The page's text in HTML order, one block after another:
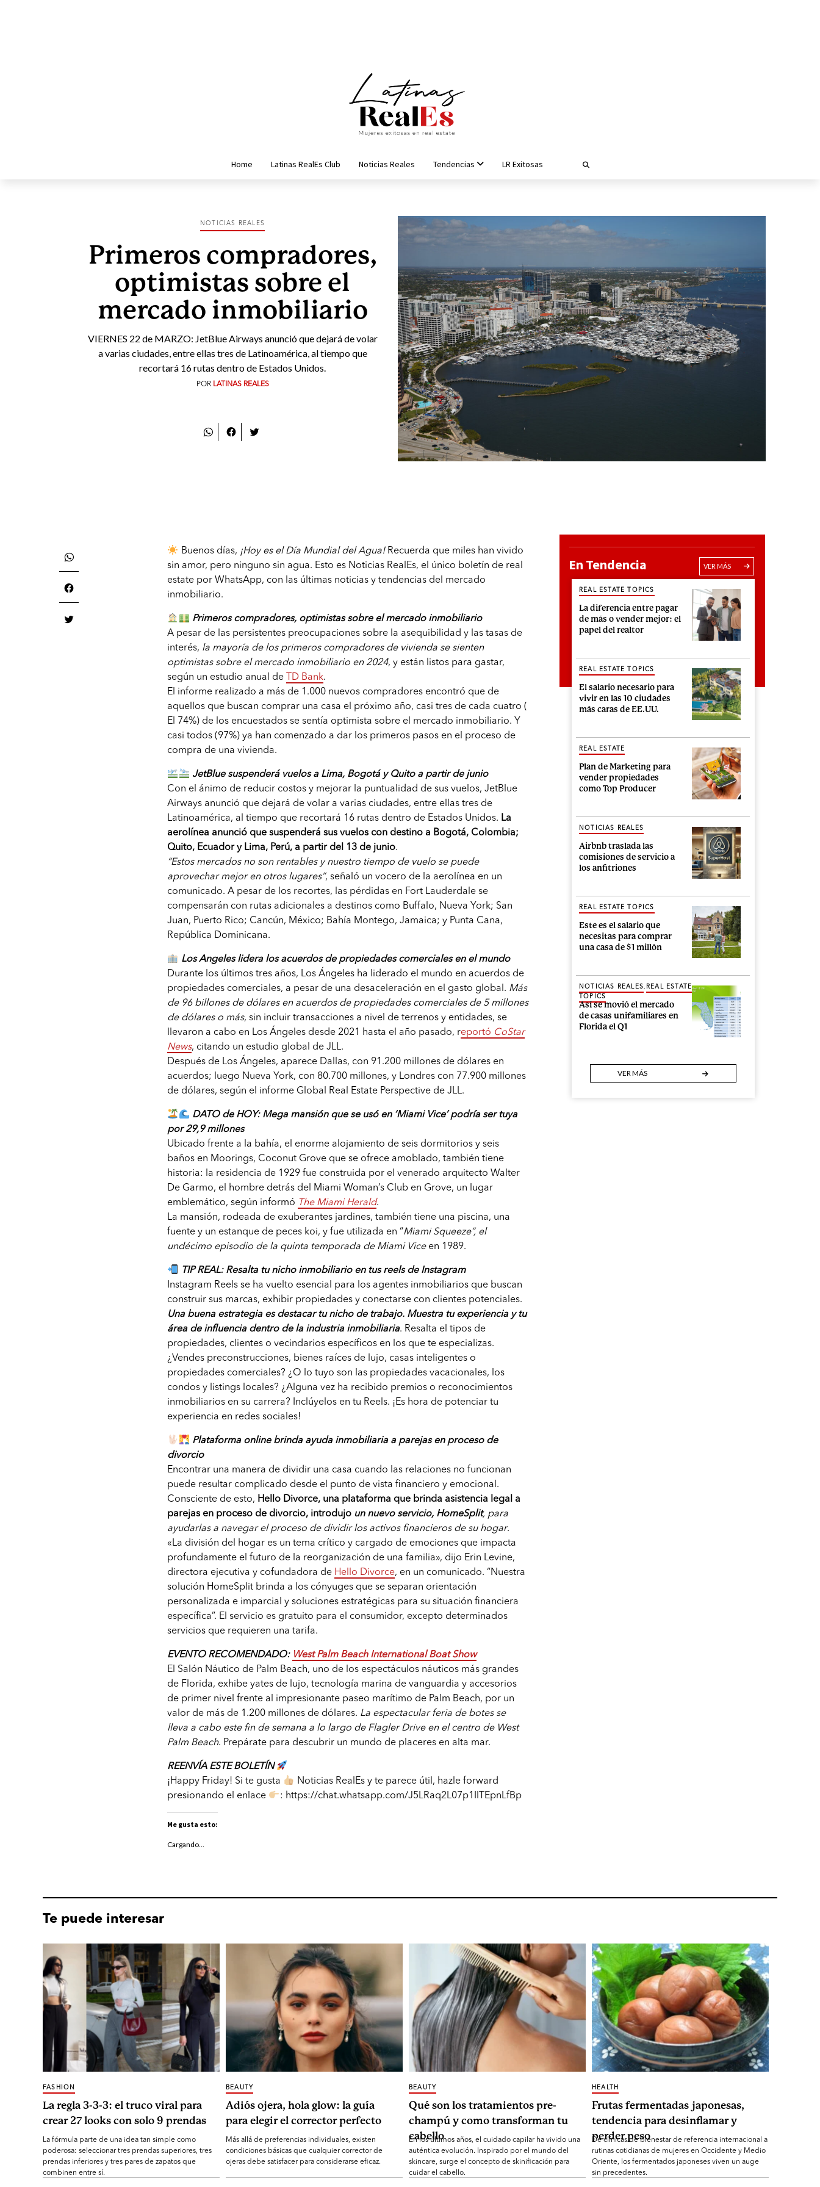
Home Latinas RealEs Club Noticias Reales Tendencias LR Exitosas
NOTICIAS REALES
Primeros compradores,
optimistas sobre el
mercado inmobiliario
VIERNES 22 de MARZO: JetBlue Airways anunció que dejará de volar
a varias ciudades, entre ellas tres de Latinoamérica, al tiempo que
recortará 16 rutas dentro de Estados Unidos.
POR LATINAS REALES
Buenos días, ¡Hoy es el Día Mundial del Agua!Recuerda que miles han vivido
sin amor, pero ninguno sin agua. Esto es Noticias RealEs, el único boletín de real
estate por WhatsApp, con las últimas noticias y tendencias del mercado
inmobiliario.
Primeros compradores, optimistas sobre el mercado inmobiliario
A pesar de las persistentes preocupaciones sobre la asequibilidad y las tasas de
interés, la mayoría de los primeros compradores de vivienda se sienten
optimistas sobre el mercado inmobiliario en 2024, y están listos para gastar,
según un estudio anual de
TD Bank.
El informe realizado a más de 1.000 nuevos compradores encontró que de
aquellos que buscan comprar una casa el próximo año, casi tres de cada cuatro (
El 74%) de los encuestados se sentía optimista sobre el mercado inmobiliario. Y
casi todos (97%) ya han comenzado a dar los primeros pasos en el proceso de
compra de una vivienda.
JetBlue suspenderá vuelos a Lima, Bogotá y Quito a partir de junio
Con el ánimo de reducir costos y mejorar la puntualidad de sus vuelos, JetBlue
Airways anunció que dejará de volar a varias ciudades, entre ellas tres de
Latinoamérica, al tiempo que recortará 16 rutas dentro de Estados Unidos. La
aerolínea anunció que suspenderá sus vuelos con destino a Bogotá, Colombia;
Quito, Ecuador y Lima, Perú, a partir del 13 de junio.
“Estos mercados no son rentables y nuestro tiempo de vuelo se puede
aprovechar mejor en otros lugares”, señaló un vocero de la aerolínea en un
comunicado. A pesar de los recortes, las pérdidas en Fort Lauderdale se
compensarán con rutas adicionales a destinos como Buffalo, Nueva York; San
Juan, Puerto Rico; Cancún, México; Bahía Montego, Jamaica; y Punta Cana,
República Dominicana.
Los Angeles lidera los acuerdos de propiedades comerciales en el mundo
Durante los últimos tres años, Los Ángeles ha liderado el mundo en acuerdos de
propiedades comerciales, a pesar de una desaceleración en el gasto global. Más
de 96 billones de dólares en acuerdos de propiedades comerciales de 5 millones
de dólares o más, sin incluir transacciones a nivel de terrenos y entidades, se
llevaron a cabo en Los Ángeles desde 2021 hasta el año pasado, reportó CoStar
News, citando un estudio global de JLL.
Después de Los Ángeles, aparece Dallas, con 91.200 millones de dólares en
acuerdos; luego Nueva York, con 80.700 millones, y Londres con 77.900 millones
de dólares, según el informe Global Real Estate Perspective de JLL.
DATO de HOY: Mega mansión que se usó en ‘Miami Vice’ podría ser tuya
por 29,9 millones
Ubicado frente a la bahía, el enorme alojamiento de seis dormitorios y seis
baños en Moorings, Coconut Grove que se ofrece amoblado, también tiene
historia: la residencia de 1929 fue construida por el venerado arquitecto Walter
De Garmo, el hombre detrás del Miami Woman’s Club en Grove, un lugar
emblemático, según informó The Miami Herald.
La mansión, rodeada de exuberantes jardines, también tiene una piscina, una
fuente y un estanque de peces koi, y fue utilizada en “Miami Squeeze”, el
undécimo episodio de la quinta temporada de Miami Viceen 1989.
TIP REAL: Resalta tu nicho inmobiliario en tus reels de Instagram
Instagram Reels se ha vuelto esencial para los agentes inmobiliarios que buscan
construir sus marcas, exhibir propiedades y conectarse con clientes potenciales.
Una buena estrategia es destacar tu nicho de trabajo. Muestra tu experiencia y tu
área de influencia dentro de la industria inmobiliaria. Resalta el tipos de
propiedades, clientes o vecindarios específicos en los que te especializas.
¿Vendes preconstrucciones, bienes raíces de lujo, casas inteligentes o
propiedades comerciales? ¿O lo tuyo son las propiedades vacacionales, los
condos y listings locales? ¿Alguna vez ha recibido premios o reconocimientos
inmobiliarios en su carrera? Inclúyelos en tu Reels. ¡Es hora de potenciar tu
experiencia en redes sociales!
Plataforma online brinda ayuda inmobiliaria a parejas en proceso de
divorcio
Encontrar una manera de dividir una casa cuando las relaciones no funcionan
puede resultar complicado desde el punto de vista financiero y emocional.
Consciente de esto, Hello Divorce, una plataforma que brinda asistencia legal a
parejas en proceso de divorcio, introdujo un nuevo servicio, HomeSplit, para
ayudarlas a navegar el proceso de dividir los activos financieros de su hogar.
«La división del hogar es un tema crítico y cargado de emociones que impacta
profundamente el futuro de la reorganización de una familia», dijo Erin Levine,
directora ejecutiva y cofundadora de Hello Divorce, en un comunicado. “Nuestra
solución HomeSplit brinda a los cónyuges que se separan orientación
personalizada e imparcial y soluciones estratégicas para su situación financiera
específica”. El servicio es gratuito para el consumidor, excepto determinados
servicios que requieren una tarifa.
EVENTO RECOMENDADO: West Palm Beach International Boat Show
El Salón Náutico de Palm Beach, uno de los espectáculos náuticos más grandes
de Florida, exhibe yates de lujo, tecnología marina de vanguardia y accesorios
de primer nivel frente al impresionante paseo marítimo de Palm Beach, por un
valor de más de 1.200 millones de dólares. La espectacular feria de botes se
lleva a cabo este fin de semana a lo largo de Flagler Drive en el centro de West
Palm Beach. Prepárate para descubrir un mundo de placeres en alta mar.
REENVÍA ESTE BOLETÍN
¡Happy Friday! Si te gusta
Noticias RealEs y te parece útil, hazle forward
presionando el enlace
: https://chat.whatsapp.com/J5LRaq2L07p1IlTEpnLfBp
Me gusta esto:
Cargando...
En Tendencia VER MÁS
La diferencia entre pagar
de más o vender mejor: el
papel del realtor
REAL ESTATE TOPICS
El salario necesario para
vivir en las 10 ciudades
más caras de EE.UU.
REAL ESTATE TOPICS
Plan de Marketing para
vender propiedades
como Top Producer
REAL ESTATE
Airbnb traslada las
comisiones de servicio a
los anfitriones
NOTICIAS REALES
Este es el salario que
necesitas para comprar
una casa de $1 millón
REAL ESTATE TOPICS
Así se movió el mercado
de casas unifamiliares en
Florida el Q1
NOTICIAS REALES REAL ESTATE
TOPICS
VER MÁS
Te puede interesar
La regla 3-3-3: el truco viral para
crear 27 looks con solo 9 prendas
FASHION
La fórmula parte de una idea tan simple como
poderosa: seleccionar tres prendas superiores, tres
prendas inferiores y tres pares de zapatos que
combinen entre sí.
Adiós ojera, hola glow: la guía
para elegir el corrector perfecto
BEAUTY
Más allá de preferencias individuales, existen
condiciones básicas que cualquier corrector de
ojeras debe satisfacer para considerarse eficaz.
Qué son los tratamientos pre-
champú y como transforman tu
cabello
BEAUTY
En los últimos años, el cuidado capilar ha vivido una
auténtica evolución. Inspirado por el mundo del
skincare, surge el concepto de skinificación para
cuidar el cabello.
Frutas fermentadas japonesas,
tendencia para desinflamar y
perder peso
HEALTH
De clínicas de bienestar de referencia internacional a
rutinas cotidianas de mujeres en Occidente y Medio
Oriente, los fermentados japoneses viven un auge
sin precedentes.